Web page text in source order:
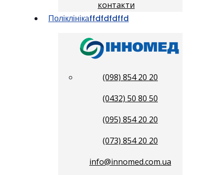
контакти
Поліклінікаffdfdfdffd
(098) 854 20 20
(0432) 50 80 50
(095) 854 20 20
(073) 854 20 20
info@innomed.com.ua